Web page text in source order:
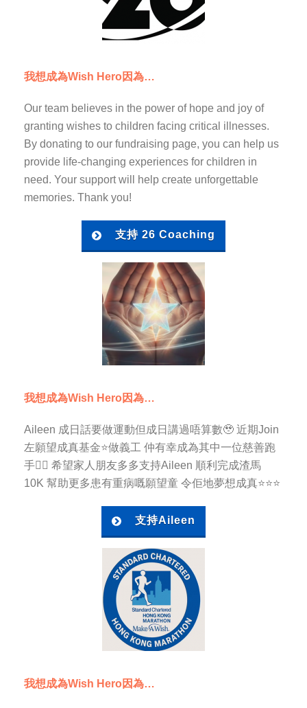
我想成為Wish Hero因為…
Our team believes in the power of hope and joy of
granting wishes to children facing critical illnesses.
By donating to our fundraising page, you can help us
provide life-changing experiences for children in
need. Your support will help create unforgettable
memories. Thank you!
支持 26 Coaching
我想成為Wish Hero因為…
Aileen 成日話要做運動但成日講過唔算數🥹 近期Join
左願望成真基金⭐️做義工 仲有幸成為其中一位慈善跑
手🏃‍♀️ 希望家人朋友多多支持Aileen 順利完成渣馬
10K 幫助更多患有重病嘅願望童 令佢地夢想成真⭐️⭐️⭐️
支持Aileen
我想成為Wish Hero因為…